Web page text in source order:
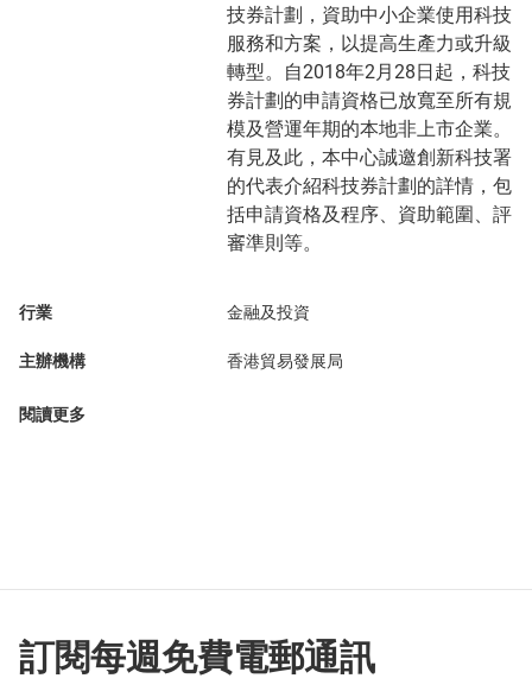
技券計劃，資助中小企業使用科技
服務和方案，以提高生產力或升級
轉型。自2018年2月28日起，科技
券計劃的申請資格已放寬至所有規
模及營運年期的本地非上市企業。
有見及此，本中心誠邀創新科技署
的代表介紹科技券計劃的詳情，包
括申請資格及程序、資助範圍、評
審準則等。
行業 金融及投資
主辦機構 香港貿易發展局
閱讀更多
訂閱每週免費電郵通訊